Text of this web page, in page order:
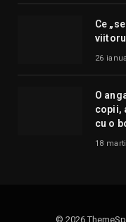
Ce
26
O
copii,
cu o
18
© 2026